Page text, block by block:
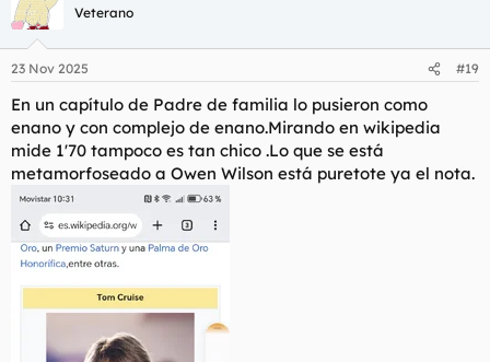
Veterano
23 Nov 2025 #19
En un capítulo de Padre de familia lo pusieron como
enano y con complejo de enano.Mirando en wikipedia
mide 1'70 tampoco es tan chico .Lo que se está
metamorfoseado a Owen Wilson está puretote ya el nota.